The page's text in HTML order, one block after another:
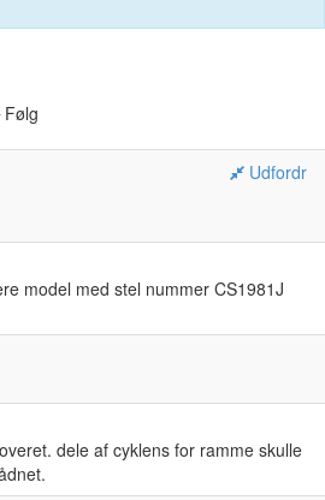
Følg
Udfordr
model med stel nummer CS1981J
dele af cyklens for ramme skulle